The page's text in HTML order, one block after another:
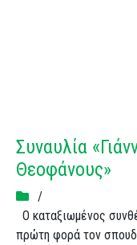
Συναυλία
Θεοφάνους»
/
Ο καταξιωμένος
πρώτη φορά τον